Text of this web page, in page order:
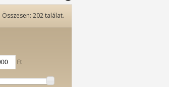
Összesen: 202találat.
Ft